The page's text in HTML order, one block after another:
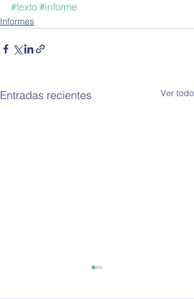
#texto #informe
Informes
Entradas recientes Ver todo